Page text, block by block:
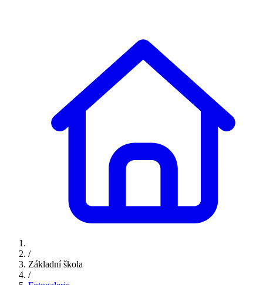
/
Základní škola
/